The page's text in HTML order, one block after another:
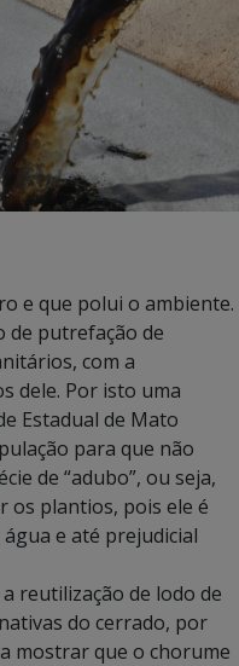
e que polui o ambiente.
de putrefação de
com a
dele. Por isto uma
Estadual de Mato
para que não
de “adubo”, ou seja,
plantios, pois ele é
e até prejudicial
reutilização de lodo de
do cerrado, por
mostrar que o chorume